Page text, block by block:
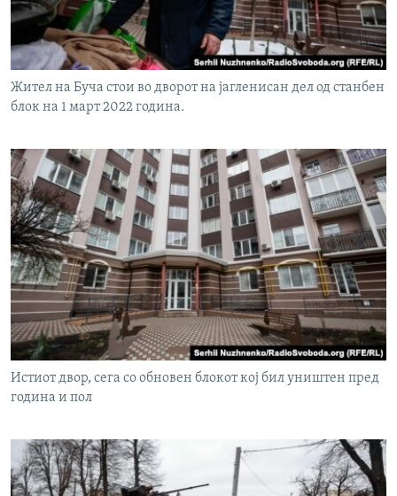
Жител на Буча стои во дворот на јагленисан дел од станбен
блок на 1 март 2022 година.
Истиот двор, сега со обновен блокот кој бил уништен пред
година и пол